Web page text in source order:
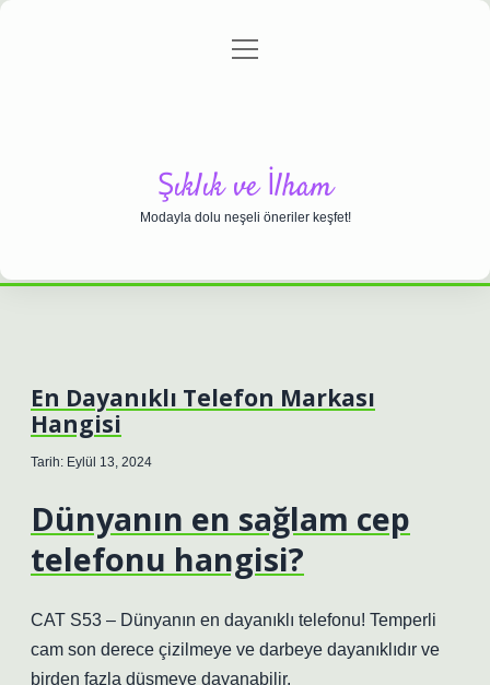
Gizlilik Politikası
menüyü
Şıklık ve İlham
Modayla dolu neşeli öneriler keşfet!
En Dayanıklı Telefon Markası
Hangisi
Tarih: Eylül 13, 2024
Dünyanın en sağlam cep
telefonu hangisi?
CAT S53 – Dünyanın en dayanıklı telefonu! Temperli
cam son derece çizilmeye ve darbeye dayanıklıdır ve
birden fazla düşmeye dayanabilir.